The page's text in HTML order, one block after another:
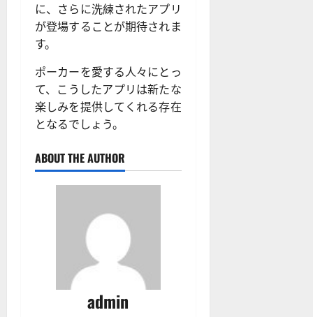
に、さらに洗練されたアプリ
が登場することが期待されま
す。
ポーカーを愛する人々にとっ
て、こうしたアプリは新たな
楽しみを提供してくれる存在
となるでしょう。
ABOUT THE AUTHOR
admin